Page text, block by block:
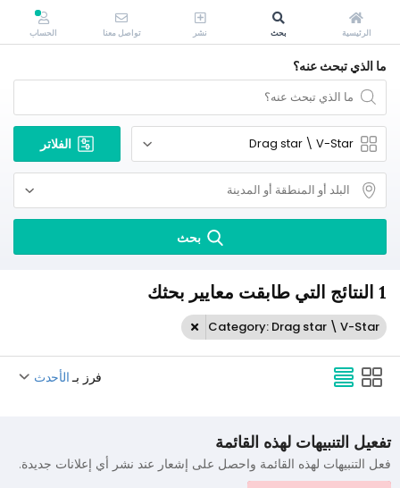
ما الذي تبحث عنه؟
الفلاتر
بحث
1 النتائج التي طابقت معايير بحثك
Category: Drag star \ V-Star
فرز بـ الأحدث
تفعيل التنبيهات لهذه القائمة
فعل التنبيهات لهذه القائمة واحصل على إشعار عند نشر أي إعلانات جديدة.
الرئيسية بحث نشر تواصل معنا الحساب